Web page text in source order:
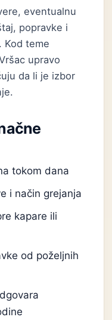
eventualnu
popravke i
Kod teme
upravo
da li je izbor
tokom dana
i način grejanja
kapare ili
od poželjnih